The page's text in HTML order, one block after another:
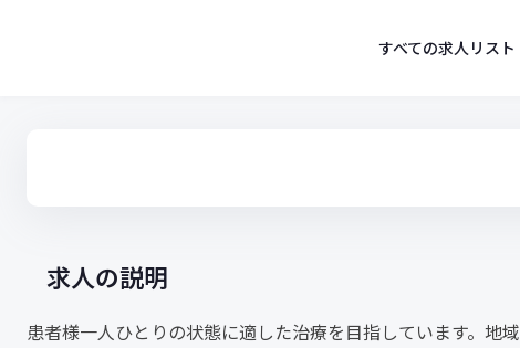
すべての求人リスト
求人の説明
患者様一人ひとりの状態に適した治療を目指しています。地